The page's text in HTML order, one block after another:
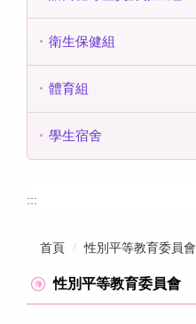
衛生保健組
體育組
學生宿舍
:::
首頁 性別平等教育委員會
性別平等教育委員會